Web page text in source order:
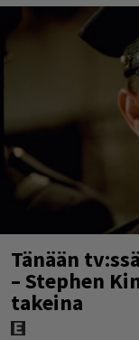
Tänään
– Stephen
takeina